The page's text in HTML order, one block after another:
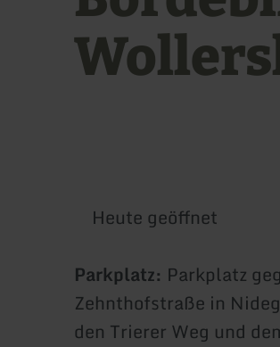
Heute geöffnet
Parkplatz: Parkplatz
Zehnthofstraße in
den Trierer Weg und